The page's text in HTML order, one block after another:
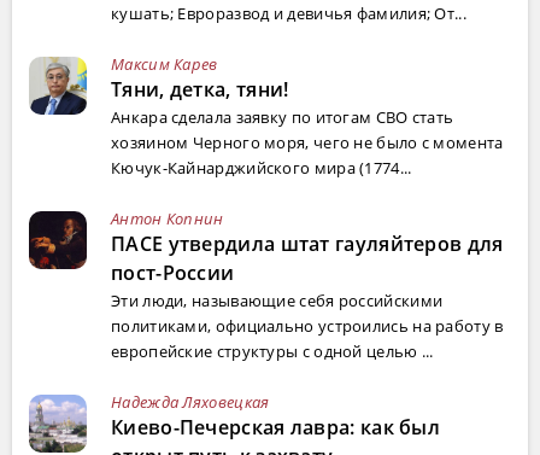
кушать; Евроразвод и девичья фамилия; От...
Максим Карев
Тяни, детка, тяни!
Анкара сделала заявку по итогам СВО стать
хозяином Черного моря, чего не было с момента
Кючук-Кайнарджийского мира (1774...
Антон Копнин
ПАСЕ утвердила штат гауляйтеров для
пост-России
Эти люди, называющие себя российскими
политиками, официально устроились на работу в
европейские структуры с одной целью ...
Надежда Ляховецкая
Киево-Печерская лавра: как был